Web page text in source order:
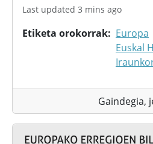
Last updated 3 mins ago
Etiketa orokorrak
Europa
Euskal
Gaindegia,